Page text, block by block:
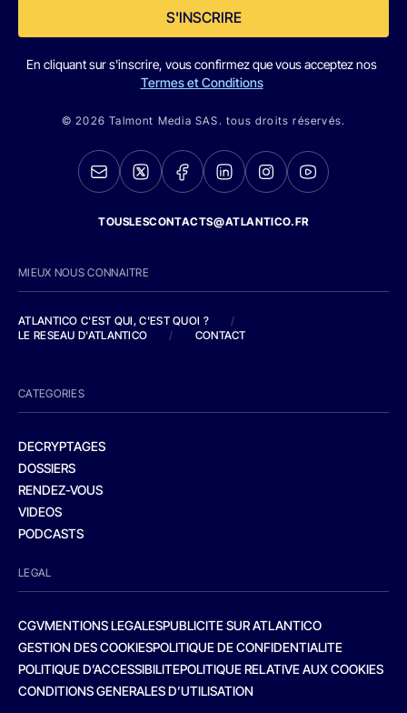
S'INSCRIRE
En cliquant sur s'inscrire, vous confirmez que vous acceptez nos
Termes et Conditions
© 2026 Talmont Media SAS. tous droits réservés.
TOUSLESCONTACTS@ATLANTICO.FR
MIEUX NOUS CONNAITRE
ATLANTICO C'EST QUI, C'EST QUOI ?
/
LE RESEAU D'ATLANTICO
/ CONTACT
CATEGORIES
DECRYPTAGES
DOSSIERS
RENDEZ-VOUS
VIDEOS
PODCASTS
LEGAL
CGVMENTIONS LEGALESPUBLICITE SUR ATLANTICO
GESTION DES COOKIESPOLITIQUE DE CONFIDENTIALITE
POLITIQUE D’ACCESSIBILITEPOLITIQUE RELATIVE AUX COOKIES
CONDITIONS GENERALES D’UTILISATION